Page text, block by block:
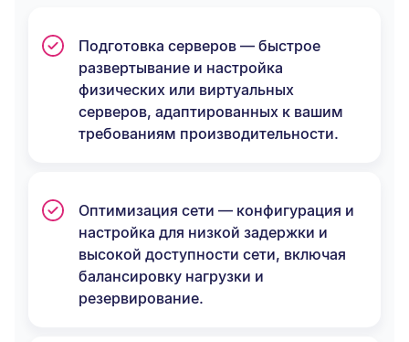
Подготовка серверов — быстрое
развертывание и настройка
физических или виртуальных
серверов, адаптированных к вашим
требованиям производительности.
Оптимизация сети — конфигурация и
настройка для низкой задержки и
высокой доступности сети, включая
балансировку нагрузки и
резервирование.